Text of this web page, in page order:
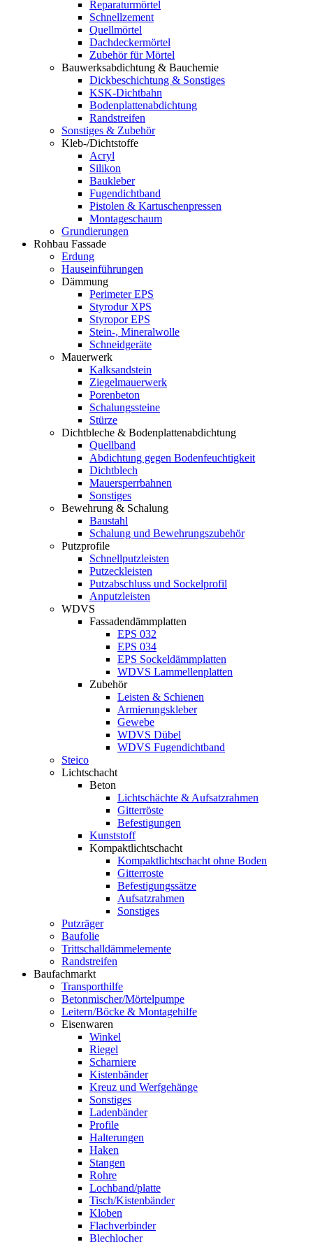
Reparaturmörtel
Schnellzement
Quellmörtel
Dachdeckermörtel
Zubehör für Mörtel
Bauwerksabdichtung & Bauchemie
Dickbeschichtung & Sonstiges
KSK-Dichtbahn
Bodenplattenabdichtung
Randstreifen
Sonstiges & Zubehör
Kleb-/Dichtstoffe
Acryl
Silikon
Baukleber
Fugendichtband
Pistolen & Kartuschenpressen
Montageschaum
Grundierungen
Rohbau Fassade
Erdung
Hauseinführungen
Dämmung
Perimeter EPS
Styrodur XPS
Styropor EPS
Stein-, Mineralwolle
Schneidgeräte
Mauerwerk
Kalksandstein
Ziegelmauerwerk
Porenbeton
Schalungssteine
Stürze
Dichtbleche & Bodenplattenabdichtung
Quellband
Abdichtung gegen Bodenfeuchtigkeit
Dichtblech
Mauersperrbahnen
Sonstiges
Bewehrung & Schalung
Baustahl
Schalung und Bewehrungszubehör
Putzprofile
Schnellputzleisten
Putzeckleisten
Putzabschluss und Sockelprofil
Anputzleisten
WDVS
Fassadendämmplatten
EPS 032
EPS 034
EPS Sockeldämmplatten
WDVS Lammellenplatten
Zubehör
Leisten & Schienen
Armierungskleber
Gewebe
WDVS Dübel
WDVS Fugendichtband
Steico
Lichtschacht
Beton
Lichtschächte & Aufsatzrahmen
Gitterröste
Befestigungen
Kunststoff
Kompaktlichtschacht
Kompaktlichtschacht ohne Boden
Gitterroste
Befestigungssätze
Aufsatzrahmen
Sonstiges
Putzräger
Baufolie
Trittschalldämmelemente
Randstreifen
Baufachmarkt
Transporthilfe
Betonmischer/Mörtelpumpe
Leitern/Böcke & Montagehilfe
Eisenwaren
Winkel
Riegel
Scharniere
Kistenbänder
Kreuz und Werfgehänge
Sonstiges
Ladenbänder
Profile
Halterungen
Haken
Stangen
Rohre
Lochband/platte
Tisch/Kistenbänder
Kloben
Flachverbinder
Blechlocher